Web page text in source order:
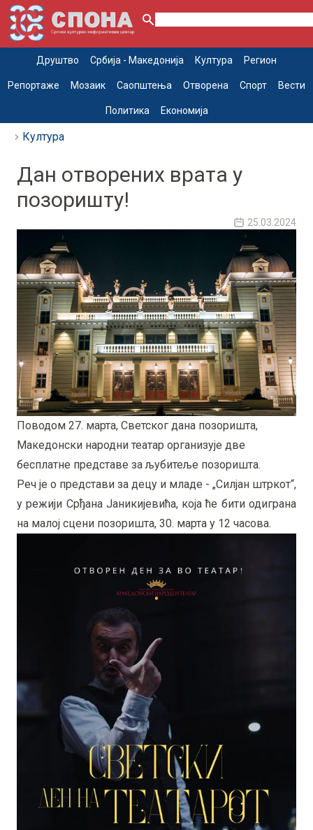
Друштво Србија - Македонија Култура Регион
Репортаже Мозаик Саопштења Отворена Спорт Вести
Политика Економија
Култура
Дан отворених врата у
позоришту!
25.03.2024
Поводом 27. марта, Светског дана позоришта,
Македонски народни театар организује две
бесплатне представе за љубитеље позоришта.
Реч је о представи за децу и младе - „Силјан штркот“,
у режији Срђана Јаникијевића, која ће бити одиграна
на малој сцени позоришта, 30. марта у 12 часова.